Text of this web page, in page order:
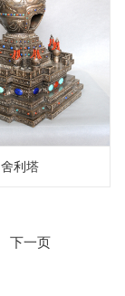
舍利塔
下一页